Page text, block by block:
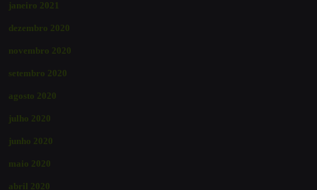
janeiro 2021
dezembro 2020
novembro 2020
setembro 2020
agosto 2020
julho 2020
junho 2020
maio 2020
abril 2020